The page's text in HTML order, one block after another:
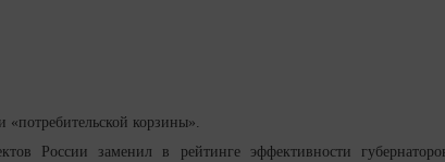
корзины».
России заменил в рейтинге эффективности